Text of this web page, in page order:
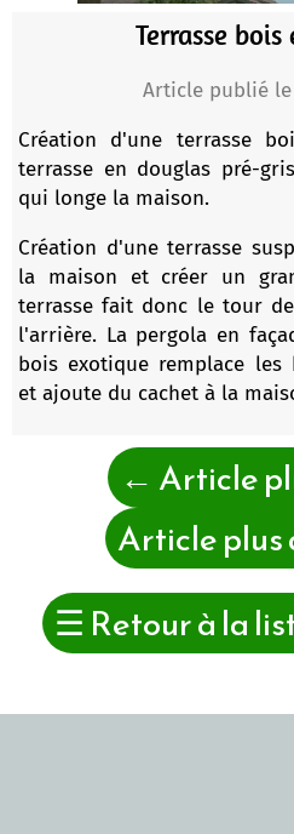
Terrasse
Article publié le
Création d'une terrasse
terrasse en douglas pré-
qui longe la maison.
Création d'une terrasse
la maison et créer un
terrasse fait donc le tour
l'arrière. La pergola en
bois exotique remplace les
et ajoute du cachet à la
← Article
Article plus
☰ Retour à la